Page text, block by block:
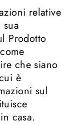
relative
Prodotto
che siano
è
sul
casa.